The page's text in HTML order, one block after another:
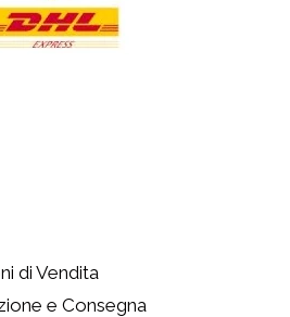
di Vendita
e Consegna